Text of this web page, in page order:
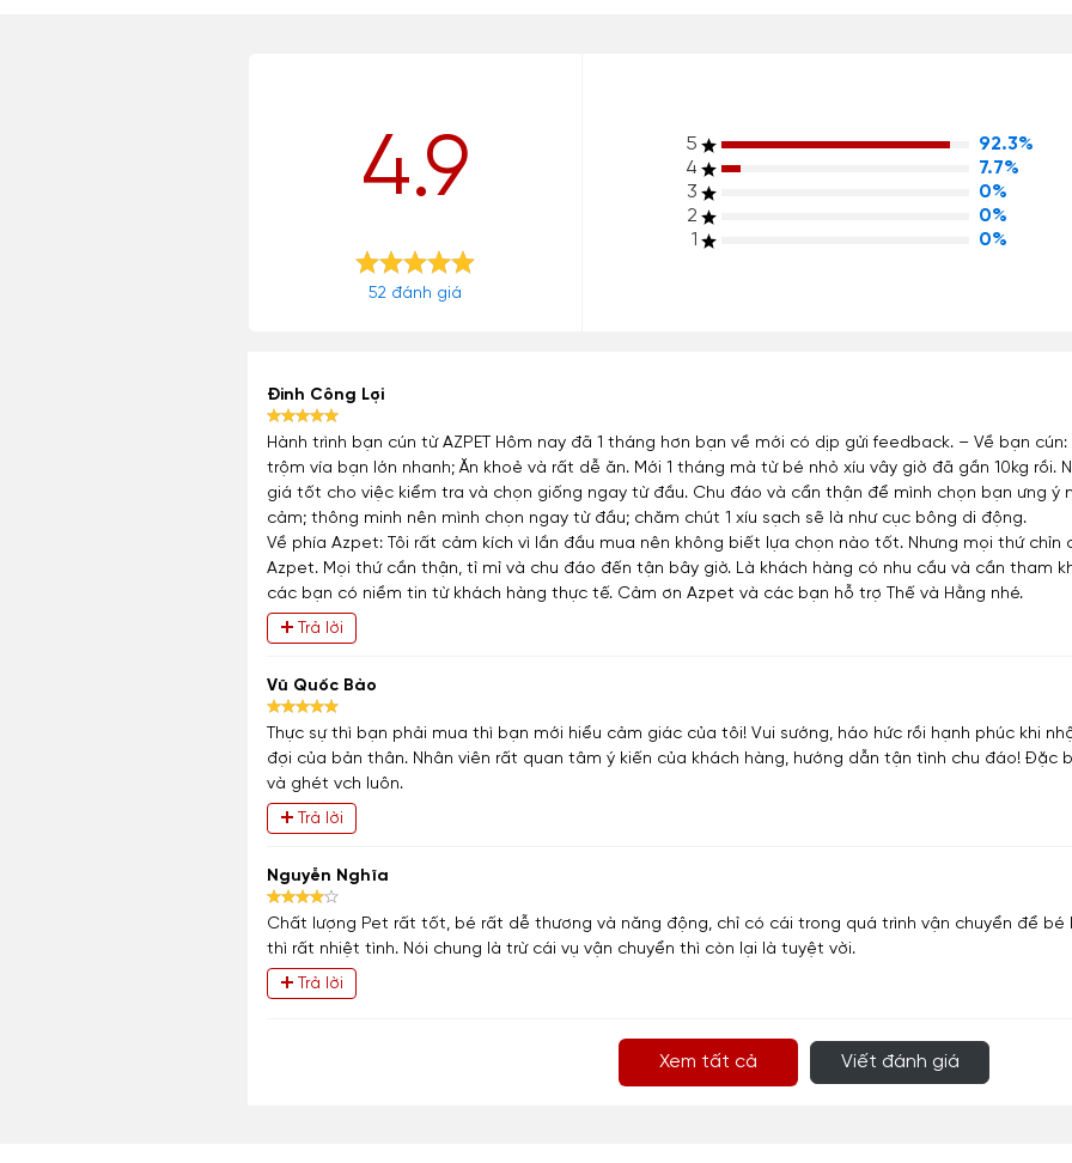
4.9
52 đánh giá
5
92.3%
4
7.7%
3
0%
2
0%
1
0%
Đinh Công Lợi
Hành trình bạn cún từ AZPET Hôm nay đã 1 tháng hơn bạn về mới có dịp gửi feedback. – Về bạn
trộm vía bạn lớn nhanh; Ăn khoẻ và rất dễ ăn. Mới 1 tháng mà từ bé nhỏ xíu vây giờ đã gần 10kg rồi.
giá tốt cho việc kiểm tra và chọn giống ngay từ đầu. Chu đáo và cẩn thận để mình chọn bạn ưng ý
cảm; thông minh nên mình chọn ngay từ đầu; chăm chút 1 xíu sạch sẽ là như cục bông di động.
Về phía Azpet: Tôi rất cảm kích vì lần đầu mua nên không biết lựa chọn nào tốt. Nhưng mọi thứ chỉn
Azpet. Mọi thứ cần thận, tỉ mỉ và chu đáo đến tận bây giờ. Là khách hàng có nhu cầu và cần tham
các bạn có niềm tin từ khách hàng thực tế. Cảm ơn Azpet và các bạn hỗ trợ Thế và Hằng nhé.
Trả lời
Vũ Quốc Bảo
Thực sự thì bạn phải mua thì bạn mới hiểu cảm giác của tôi! Vui sướng, háo hức rồi hạnh phúc khi
đợi của bản thân. Nhân viên rất quan tâm ý kiến của khách hàng, hướng dẫn tận tình chu đáo! Đặc
và ghét vch luôn.
Trả lời
Nguyễn Nghĩa
Chất lượng Pet rất tốt, bé rất dễ thương và năng động, chỉ có cái trong quá trình vận chuyển để bé
thì rất nhiệt tình. Nói chung là trừ cái vụ vận chuyển thì còn lại là tuyệt vời.
Trả lời
Xem tất cả Viết đánh giá